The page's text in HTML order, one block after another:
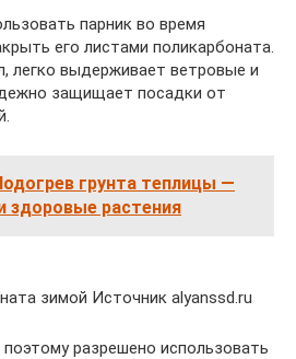
парник во время
его листами поликарбоната.
легко выдерживает ветровые и
защищает посадки от
грунта теплицы —
здоровые растения
зимой Источник alyanssd.ru
поэтому разрешено использовать